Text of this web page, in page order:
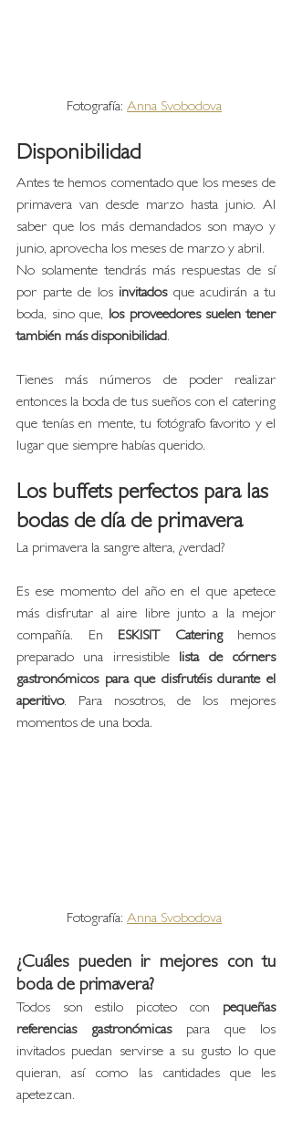
Fotografía: Anna Svobodova
Disponibilidad
Antes te hemos comentado que los meses de
primavera van desde marzo hasta junio. Al
saber que los más demandados son mayo y
junio, aprovecha los meses de marzo y abril.
No solamente tendrás más respuestas de sí
por parte de los invitados que acudirán a tu
boda, sino que, los proveedores suelen tener
también más disponibilidad.
Tienes más números de poder realizar
entonces la boda de tus sueños con el catering
que tenías en mente, tu fotógrafo favorito y el
lugar que siempre habías querido.
Los buffets perfectos para las
bodas de día de primavera
La primavera la sangre altera, ¿verdad?
Es ese momento del año en el que apetece
más disfrutar al aire libre junto a la mejor
compañía. En ESKISIT Catering hemos
preparado una irresistible lista de córners
gastronómicos para que disfrutéis durante el
aperitivo. Para nosotros, de los mejores
momentos de una boda.
Fotografía: Anna Svobodova
¿Cuáles pueden ir mejores con tu
boda de primavera?
Todos son estilo picoteo con pequeñas
referencias gastronómicas para que los
invitados puedan servirse a su gusto lo que
quieran, así como las cantidades que les
apetezcan.